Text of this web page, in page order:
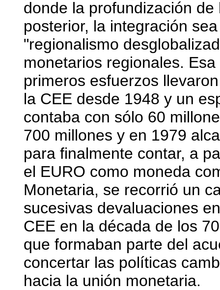
donde la profundización
posterior, la integración
"regionalismo
monetarios regionales.
primeros esfuerzos
la CEE desde 1948 y un
contaba con sólo 60
700 millones y en 1979
para finalmente contar, a
el EURO como moneda
Monetaria, se recorrió un
sucesivas devaluaciones
CEE en la década de los
que formaban parte del
concertar las políticas
hacia la unión monetaria.